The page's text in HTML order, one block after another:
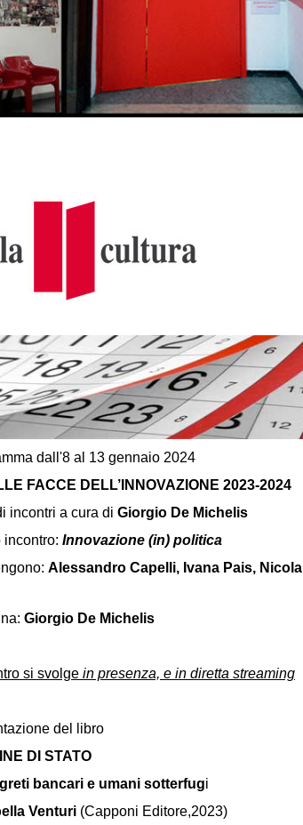
dall'8 al 13 gennaio 2024
FACCE DELL’INNOVAZIONE 2023-2024
incontri a cura di Giorgio De Michelis
incontro: Innovazione (in) politica
Alessandro Capelli, Ivana Pais, Nicola
Giorgio De Michelis
si svolge in presenza, e in diretta streaming
del libro
DI STATO
bancari e umani sotterfugi
Venturi (Capponi Editore,2023)